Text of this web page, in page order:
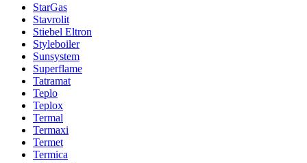
StarGas
Stavrolit
Stiebel Eltron
Styleboiler
Sunsystem
Superflame
Tatramat
Teplo
Teplox
Termal
Termaxi
Termet
Termica